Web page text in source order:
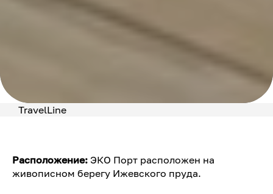
TravelLine
Расположение: ЭКО Порт расположен на
живописном берегу Ижевского пруда.